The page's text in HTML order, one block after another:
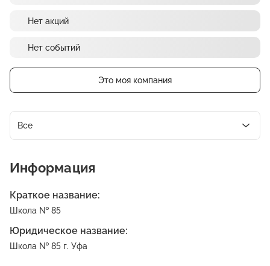
Нет акций
Нет событий
Это моя компания
Все
Информация
Краткое название:
Школа № 85
Юридическое название:
Школа № 85 г. Уфа